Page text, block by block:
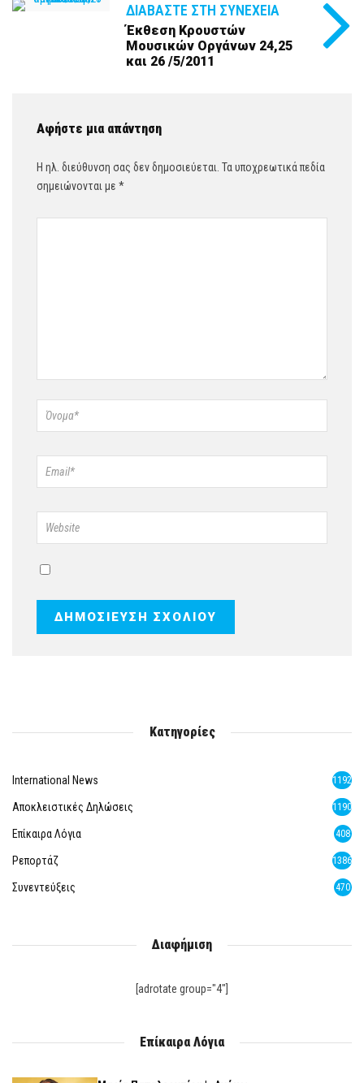
ΔΙΑΒΆΣΤΕ ΣΤΗ ΣΥΝΈΧΕΙΑ
Έκθεση Κρουστών
Μουσικών Οργάνων 24,25
και 26 /5/2011
Αφήστε μια απάντηση
Η ηλ. διεύθυνση σας δεν δημοσιεύεται. Τα υποχρεωτικά πεδία
σημειώνονται με *
Κατηγορίες
International News 1192
Αποκλειστικές Δηλώσεις 1190
Επίκαιρα Λόγια 408
Ρεπορτάζ 1386
Συνεντεύξεις 470
Διαφήμιση
[adrotate group="4"]
Επίκαιρα Λόγια